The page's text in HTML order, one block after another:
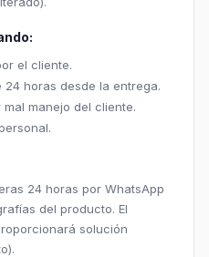
el cliente.
horas desde la entrega.
manejo del cliente.
24 horas por WhatsApp
del producto. El
solución